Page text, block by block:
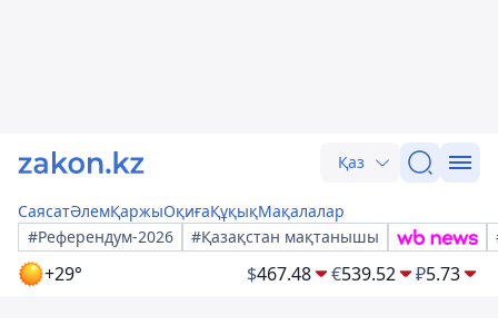
Қаз
СаясатӘлемҚаржыОқиғаҚұқықМақалалар
#Референдум-2026
#Қазақстан мақтанышы
+29° $467.48 €539.52 ₽5.73